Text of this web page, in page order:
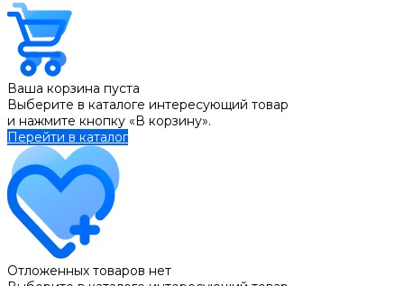
Ваша корзина пуста
Выберите в каталоге интересующий товар
и нажмите кнопку «В корзину».
Перейти в каталог
Отложенных товаров нет